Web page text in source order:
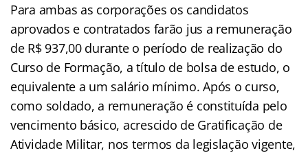
Para ambas as corporações os candidatos
aprovados e contratados farão jus a remuneração
de R$ 937,00 durante o período de realização do
Curso de Formação, a título de bolsa de estudo, o
equivalente a um salário mínimo. Após o curso,
como soldado, a remuneração é constituída pelo
vencimento básico, acrescido de Gratificação de
Atividade Militar, nos termos da legislação vigente,